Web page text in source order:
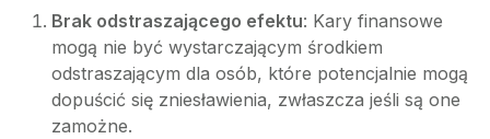
Brak odstraszającego efektu: Kary finansowe
mogą nie być wystarczającym środkiem
odstraszającym dla osób, które potencjalnie mogą
dopuścić się zniesławienia, zwłaszcza jeśli są one
zamożne.